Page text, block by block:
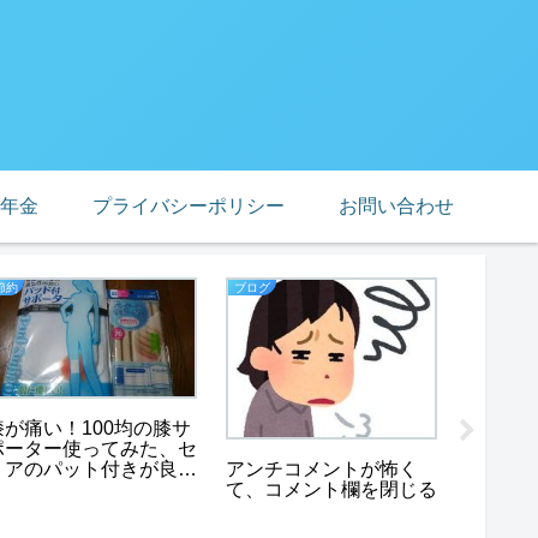
年金 プライバシーポリシー お問い合わせ
約
が痛い！100均の膝サ
ーター使ってみた、セ
アのパット付きが良
ブログ
アンチコメントが怖く
て、コメント欄を閉じる